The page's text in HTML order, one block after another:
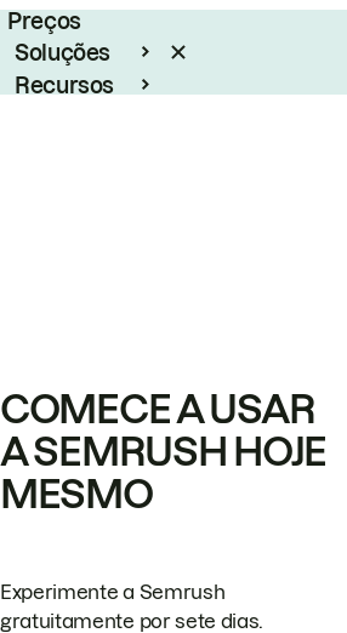
Preços
Soluções
Recursos
COMECE A USAR
A SEMRUSH HOJE
MESMO
Experimente a Semrush
gratuitamente por sete dias.